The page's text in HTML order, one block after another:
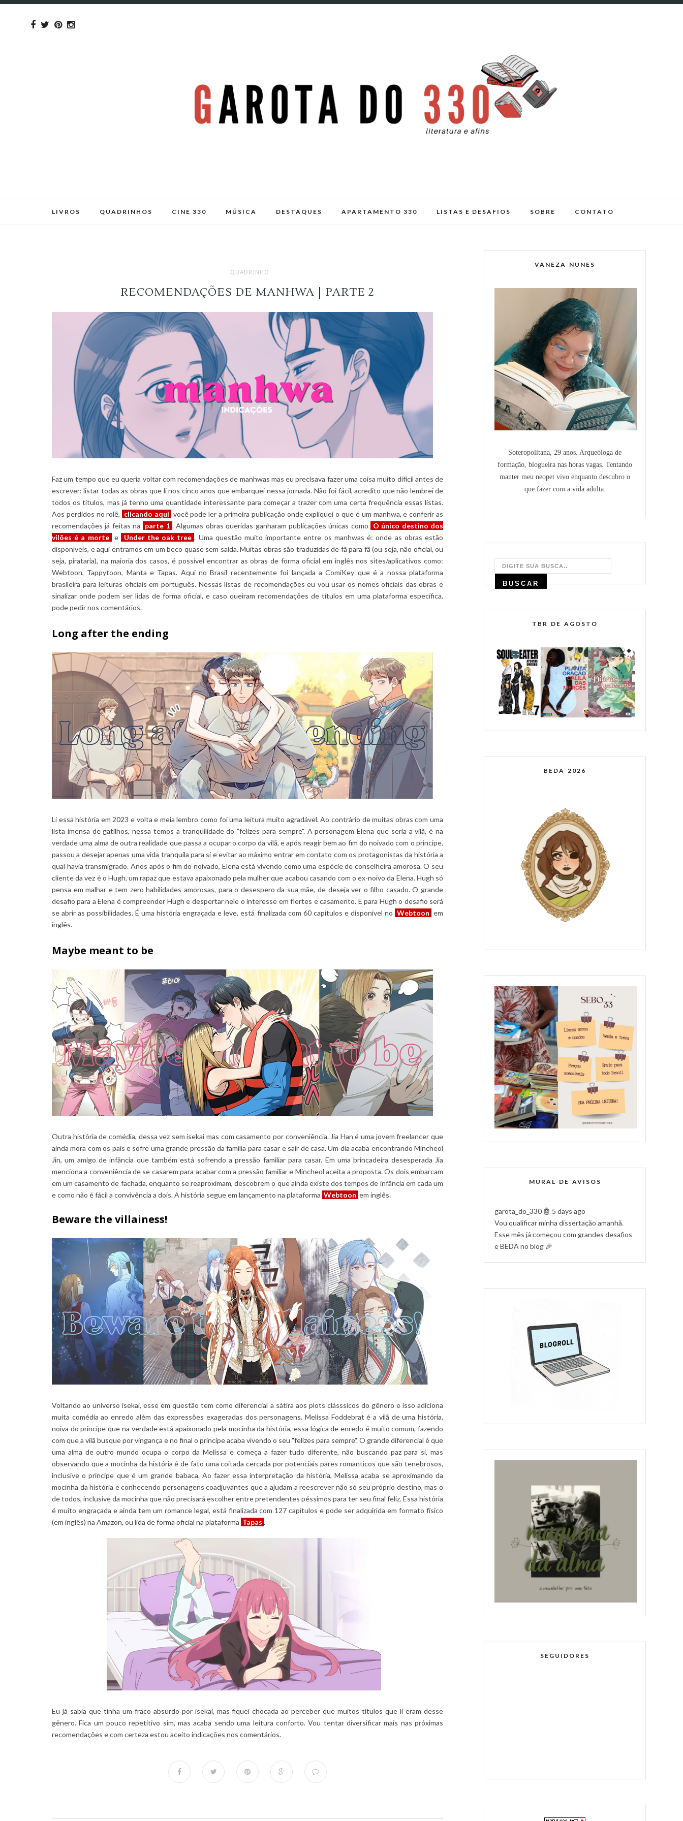
LIVROS QUADRINHOS CINE 330 MÚSICA DESTAQUES APARTAMENTO 330 LISTAS E DESAFIOS SOBRE CONTATO
QUADRINHO
RECOMENDAÇÕES DE MANHWA | PARTE 2
Faz um tempo que eu queria voltar com recomendações de manhwas mas eu precisava fazer uma coisa muito difícil antes de
escrever: listar todas as obras que li nos cinco anos que embarquei nessa jornada. Não foi fácil, acredito que não lembrei de
todos os títulos, mas já tenho uma quantidade interessante para começar a trazer com uma certa frequência essas listas.
Aos perdidos no rolê, clicando aqui você pode ler a primeira publicação onde expliquei o que é um manhwa, e conferir as
recomendações já feitas na
parte 1 . Algumas obras queridas ganharam publicações únicas como
O único destino dos
vilões é a morte
e Under the oak tree . Uma questão muito importante entre os manhwas é: onde as obras estão
disponíveis, e aqui entramos em um beco quase sem saída. Muitas obras são traduzidas de fã para fã (ou seja, não oficial, ou
seja, pirataria), na maioria dos casos, é possível encontrar as obras de forma oficial em inglês nos sites/aplicativos como:
Webtoon, Tappytoon, Manta e Tapas. Aqui no Brasil recentemente foi lançada a ComiKey que é a nossa plataforma
brasileira para leituras oficiais em português. Nessas listas de recomendações eu vou usar os nomes oficiais das obras e
sinalizar onde podem ser lidas de forma oficial, e caso queiram recomendações de títulos em uma plataforma específica,
pode pedir nos comentários.
Long after the ending
Li essa história em 2023 e volta e meia lembro como foi uma leitura muito agradável. Ao contrário de muitas obras com uma
lista imensa de gatilhos, nessa temos a tranquilidade do "felizes para sempre". A personagem Elena que seria a vilã, é na
verdade uma alma de outra realidade que passa a ocupar o corpo da vilã, e após reagir bem ao fim do noivado com o principe,
passou a desejar apenas uma vida tranquila para sí e evitar ao máximo entrar em contato com os protagonistas da história a
qual havia transmigrado. Anos após o fim do noivado, Elena está vivendo como uma espécie de conselheira amorosa. O seu
cliente da vez é o Hugh, um rapaz que estava apaixonado pela mulher que acabou casando com o ex-noivo da Elena. Hugh só
pensa em malhar e tem zero habilidades amorosas, para o desespero da sua mãe, de deseja ver o filho casado. O grande
desafio para a Elena é compreender Hugh e despertar nele o interesse em flertes e casamento. E para Hugh o desafio será
se abrir as possibilidades. É uma história engraçada e leve, está finalizada com 60 capítulos e disponível no Webtoon em
inglês.
Maybe meant to be
Outra história de comédia, dessa vez sem isekai mas com casamento por conveniência. Jia Han é uma jovem freelancer que
ainda mora com os pais e sofre uma grande pressão da família para casar e sair de casa. Um dia acaba encontrando Mincheol
Jin, um amigo de infância que também está sofrendo a pressão familiar para casar. Em uma brincadeira desesperada Jia
menciona a conveniência de se casarem para acabar com a pressão familiar e Mincheol aceita a proposta. Os dois embarcam
em um casamento de fachada, enquanto se reaproximam, descobrem o que ainda existe dos tempos de infância em cada um
e como não é fácil a convivência a dois. A história segue em lançamento na plataforma Webtoon em inglês.
Beware the villainess!
Voltando ao universo isekai, esse em questão tem como diferencial a sátira aos plots clásssicos do gênero e isso adiciona
muita comédia ao enredo além das expressões exageradas dos personagens. Melissa Foddebrat é a vilã de uma história,
noiva do principe que na verdade está apaixonado pela mocinha da história, essa lógica de enredo é muito comum, fazendo
com que a vilã busque por vingança e no final o príncipe acaba vivendo o seu "felizes para sempre". O grande diferencial é que
uma alma de outro mundo ocupa o corpo da Melissa e começa a fazer tudo diferente, não buscando paz para si, mas
observando que a mocinha da história é de fato uma coitada cercada por potenciais pares romanticos que são tenebrosos,
inclusive o principe que é um grande babaca. Ao fazer essa interpretação da história, Melissa acaba se aproximando da
mocinha da história e conhecendo personagens coadjuvantes que a ajudam a reescrever não só seu próprio destino, mas o
de todos, inclusive da mocinha que não precisará escolher entre pretendentes péssimos para ter seu final feliz. Essa história
é muito engraçada e ainda tem um romance legal, está finalizada com 127 capítulos e pode ser adquirida em formato físico
(em inglês) na Amazon, ou lida de forma oficial na plataforma Tapas .
Eu já sabia que tinha um fraco absurdo por isekai, mas fiquei chocada ao perceber que muitos títulos que li eram desse
gênero. Fica um pouco repetitivo sim, mas acaba sendo uma leitura conforto. Vou tentar diversificar mais nas próximas
recomendações e com certeza estou aceito indicações nos comentários.
VANEZA NUNES
Soteropolitana, 29 anos. Arqueóloga de
formação, blogueira nas horas vagas. Tentando
manter meu neopet vivo enquanto descubro o
que fazer com a vida adulta.
TBR DE AGOSTO
BEDA 2026
MURAL DE AVISOS
garota_do_330 🤖 5 days ago
Vou qualificar minha dissertação amanhã.
Esse mês já começou com grandes desafios
e BEDA no blog 🎉
SEGUIDORES